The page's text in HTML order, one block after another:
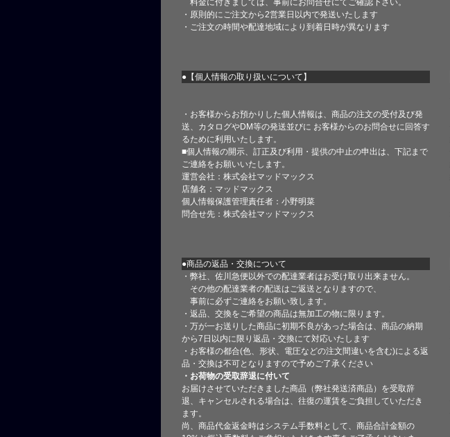
・原則的にご注文から2営業日以内で発送いたします
・ご注文の時間や配達地域により到着日時が異なります
●【個人情報の取り扱いについて】
・お客様からお預かりした個人情報は、商品の注文の受付及び発
送、カタログやDM等の発送並びに お客様からのお問合せに回答す
るために利用いたします。
■個人情報の開示、訂正及び利用・提供の中止の申出は、下記まで
ご連絡をお願いいたします。
運営会社：株式会社マッドマックス
店舗名：マッドマックス
個人情報保護管理責任者：小野明菜
問合せ先：株式会社マッドマックス
●商品の返品・交換について
・弊社、佐川急便以外での配達業者はお受け取り出来ません。
その他の配達業者の配送はご返送となりますので、
事前に必ずご連絡をお願い致します。
・返品、交換をご希望の商品は無加工の物に限ります。
・万が一お送りした商品に初期不良があった場合は、商品の納期
から7日以内に限り返品・交換にて対応いたします
・お客様の都合(色、形状、電圧などの注文間違いを含む)による返
品・交換は不可となりますので予めご了承ください
・お荷物の受取辞退に付いて
お届けさせていただきました商品（弊社発送済商品）を受取辞
退、キャンセルされる場合は、往復の運賃をご負担していただき
ます。
尚、商品代金返金時はシステム手数料として、商品合計金額の